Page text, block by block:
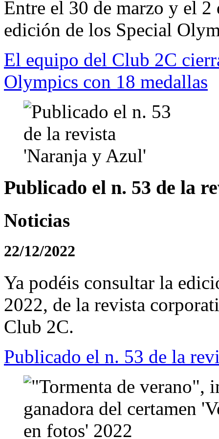
Entre el 30 de marzo y el
edición de los Special
El equipo del Club 2C
Olympics con 18 medallas
Publicado el n. 53 de la
Noticias
22/12/2022
Ya podéis consultar la
2022, de la revista
Club 2C.
Publicado el n. 53 de la